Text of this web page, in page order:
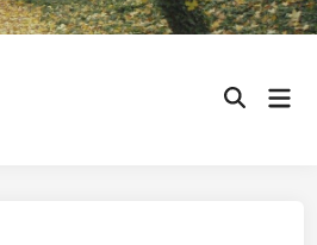
Open